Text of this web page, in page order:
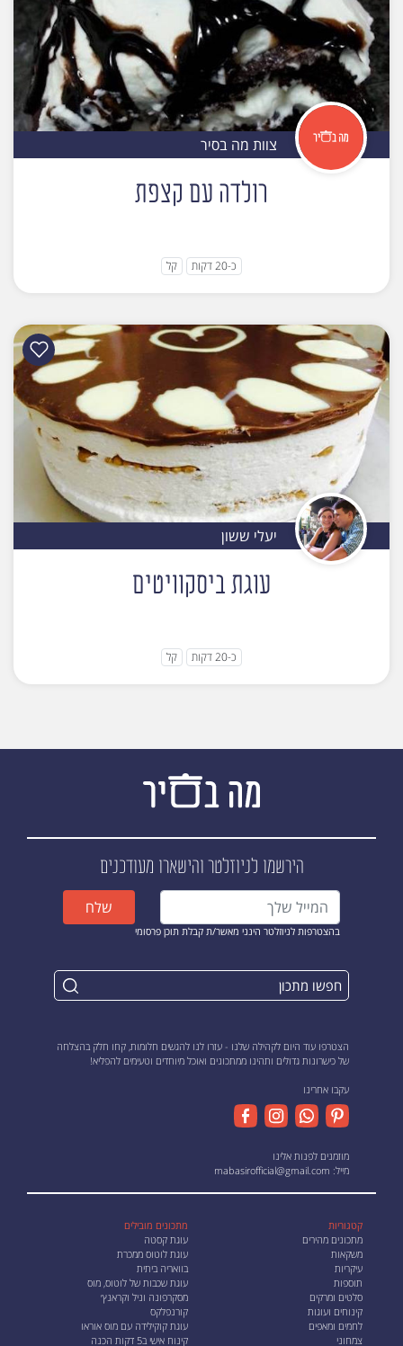
צוות מה בסיר
רולדה עם קצפת
כ-20 דקות קל
יעלי ששון
עוגת ביסקוויטים
כ-20 דקות קל
הירשמו לניוזלטרוהישארו מעודכנים
בהצטרפות לניוזלטר הינני מאשר/ת קבלת תוכן פרסומי
שלח
הצטרפו עוד היום לקהילה שלנו - עזרו לנו להגשים חלומות, קחו חלק בהצלחה
של כישרונות גדולים ותהינו ממתכונים ואוכל מיוחדים וטעימים להפליא!
עקבו אחרינו
מוזמנים לפנות אלינו
מייל: mabasirofficial@gmail.com
קטגוריות
מתכונים מהירים
משקאות
עיקריות
תוספות
סלטים ומרקים
קינוחים ועוגות
לחמים ומאפים
צמחוני
מתכונים מובילים
עוגת קסטה
עוגת לוטוס ממכרת
בוואריה ביתית
עוגת שכבות של לוטוס, מוס
מסקרפונה וניל וקראנץ׳
קורנפלקס
עוגת קוקילידה עם מוס אוראו
קינוח אישי ב5 דקות הכנה